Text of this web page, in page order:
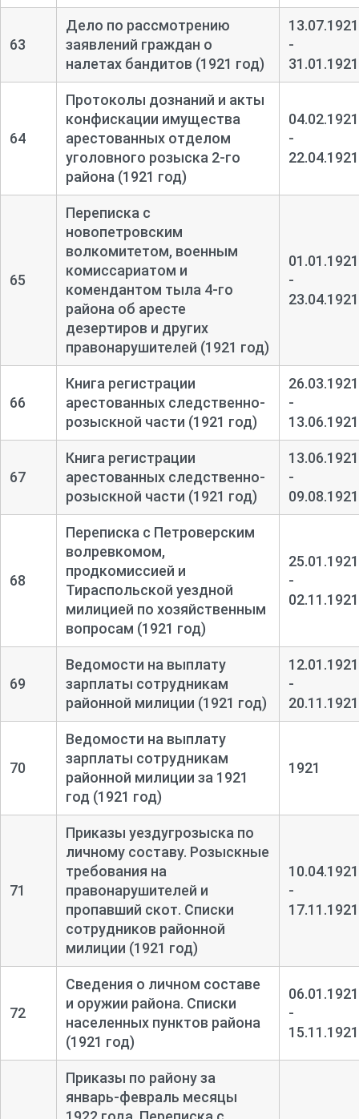
63
Дело по рассмотрению
заявлений граждан о
налетах бандитов (1921 год)
13.07.1921
-
31.01.1921
64
Протоколы дознаний и акты
конфискации имущества
арестованных отделом
уголовного розыска 2-го
района (1921 год)
04.02.1921
-
22.04.1921
65
Переписка с
новопетровским
волкомитетом, военным
комиссариатом и
комендантом тыла 4-го
района об аресте
дезертиров и других
правонарушителей (1921 год)
01.01.1921
-
23.04.1921
66
Книга регистрации
арестованных следственно-
розыскной части (1921 год)
26.03.1921
-
13.06.1921
67
Книга регистрации
арестованных следственно-
розыскной части (1921 год)
13.06.1921
-
09.08.1921
68
Переписка с Петроверским
волревкомом,
продкомиссией и
Тираспольской уездной
милицией по хозяйственным
вопросам (1921 год)
25.01.1921
-
02.11.1921
69
Ведомости на выплату
зарплаты сотрудникам
районной милиции (1921 год)
12.01.1921
-
20.11.1921
70
Ведомости на выплату
зарплаты сотрудникам
районной милиции за 1921
год (1921 год)
1921
71
Приказы уездугрозыска по
личному составу. Розыскные
требования на
правонарушителей и
пропавший скот. Списки
сотрудников районной
милиции (1921 год)
10.04.1921
-
17.11.1921
72
Сведения о личном составе
и оружии района. Списки
населенных пунктов района
(1921 год)
06.01.1921
-
15.11.1921
Приказы по району за
январь-февраль месяцы